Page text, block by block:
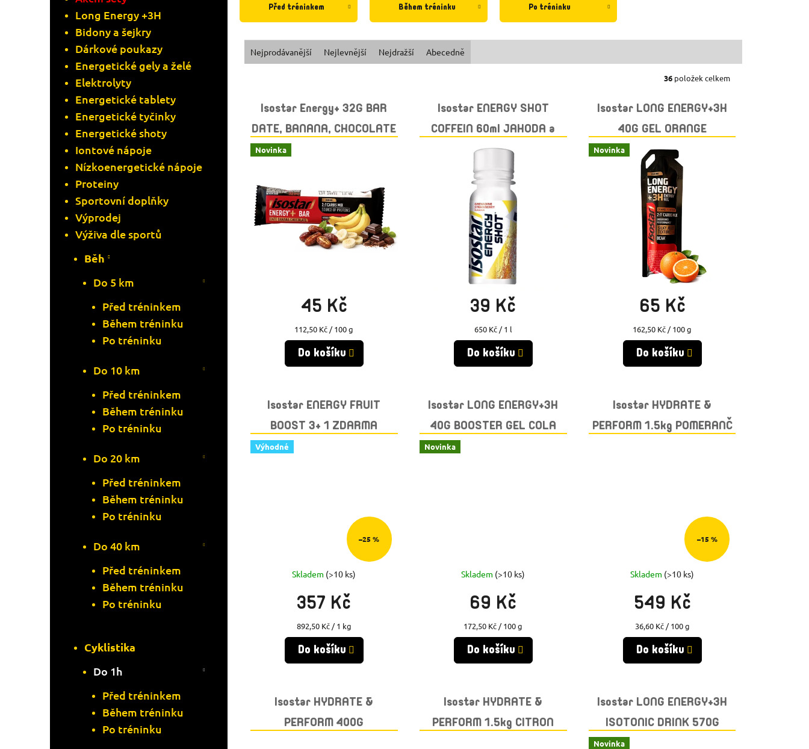
Long Energy +3H
Bidony a šejkry
Dárkové poukazy
Energetické gely a želé
Elektrolyty
Energetické tablety
Energetické tyčinky
Energetické shoty
Iontové nápoje
Nízkoenergetické nápoje
Proteiny
Sportovní doplňky
Výprodej
Výživa dle sportů
Běh
Do 5 km
Před tréninkem
Během tréninku
Po tréninku
Do 10 km
Před tréninkem
Během tréninku
Po tréninku
Do 20 km
Před tréninkem
Během tréninku
Po tréninku
Do 40 km
Před tréninkem
Během tréninku
Po tréninku
Cyklistika
Do 1h
Před tréninkem
Během tréninku
Po tréninku
Před tréninkem Během tréninku Po tréninku
Ř
E
N
P
Nejprodávanější Nejlevnější Nejdražší Abecedně
36položek celkem
Isostar Energy+ 32G BAR
DATE, BANANA, CHOCOLATE
Novinka
45 Kč
Měrná
cena:
112,50 Kč / 100 g
Do košíku
Isostar ENERGY SHOT
COFFEIN 60ml JAHODA a
GRANÁTOVÉ JABLKO
Skladem(>10 ks)
39 Kč
Měrná
cena:
650 Kč / 1 l
Do košíku
Isostar LONG ENERGY+3H
40G GEL ORANGE
Novinka
Skladem(>10 ks)
65 Kč
Měrná
cena:
162,50 Kč / 100 g
Do košíku
Isostar ENERGY FRUIT
BOOST 3+ 1 ZDARMA
Výhodné
–25 %
Skladem (>10 ks)
357 Kč
Měrná
cena:
892,50 Kč / 1 kg
Do košíku
Isostar LONG ENERGY+3H
40G BOOSTER GEL COLA
Novinka
Skladem (>10 ks)
69 Kč
Měrná
cena:
172,50 Kč / 100 g
Do košíku
Isostar HYDRATE &
PERFORM 1.5kg POMERANČ
–15 %
Skladem (>10 ks)
549 Kč
Měrná
cena:
36,60 Kč / 100 g
Do košíku
Isostar HYDRATE &
PERFORM 400G
Isostar HYDRATE &
PERFORM 1.5kg CITRON
Isostar LONG ENERGY+3H
ISOTONIC DRINK 570G
Novinka